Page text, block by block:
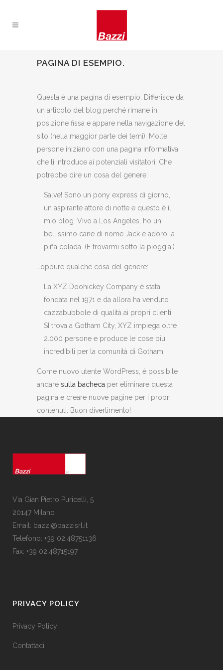
PAGINA DI ESEMPIO.
Questa è una pagina di esempio. Differisce da
un articolo del blog perché rimane in
posizione fissa e appare nella navigazione del
sito (nella maggior parte dei temi). Molte
persone iniziano con una pagina informativa
che li introduce ai potenziali visitatori. Che
potrebbe dire un cosa del genere:
Salve! Sono un pony express di giorno,
un aspirante attore di notte e questo è il
mio blog. Vivo a Los Angeles, ho un
bellissimo cane di nome Jack e adoro la
piña colada. (E trovarmi sotto la pioggia.)
…oppure qualche cosa del genere:
La XYZ Doohickey Company è stata
fondata nel 1971 e da allora ha venduto
cazzabubbole di qualità ai propri clienti.
SI trova a Gotham City, XYZ impiega oltre
2.000 persone e produce le cose più
incredibili per la comunità di Gotham.
Come nuovo utente WordPress, è possibile
andare sulla bacheca per eliminare questa
pagina e creare nuove pagine per i propri
contenuti. Buon divertimento!
Via Gian Pietro Puricelli, 5
20147 Milano
Email: bazzi@bazzisrl.it
Telefono: +39 02.48751136
Fax: +39 02.48715197
PRIVACY POLICY
Privacy Policy
Contattaci